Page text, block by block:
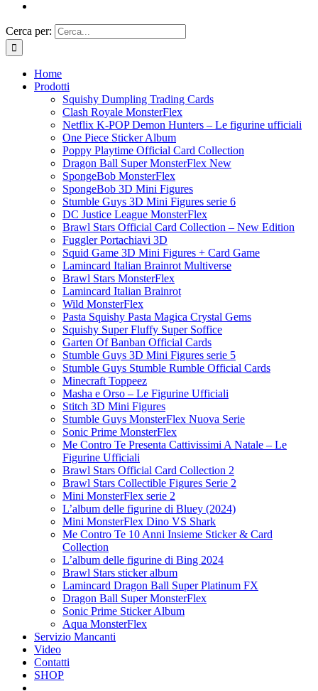
Cerca per:
Home
Prodotti
Squishy Dumpling Trading Cards
Clash Royale MonsterFlex
Netflix K-POP Demon Hunters – Le figurine ufficiali
One Piece Sticker Album
Poppy Playtime Official Card Collection
Dragon Ball Super MonsterFlex New
SpongeBob MonsterFlex
SpongeBob 3D Mini Figures
Stumble Guys 3D Mini Figures serie 6
DC Justice League MonsterFlex
Brawl Stars Official Card Collection – New Edition
Fuggler Portachiavi 3D
Squid Game 3D Mini Figures + Card Game
Lamincard Italian Brainrot Multiverse
Brawl Stars MonsterFlex
Lamincard Italian Brainrot
Wild MonsterFlex
Pasta Squishy Pasta Magica Crystal Gems
Squishy Super Fluffy Super Soffice
Garten Of Banban Official Cards
Stumble Guys 3D Mini Figures serie 5
Stumble Guys Stumble Rumble Official Cards
Minecraft Toppeez
Masha e Orso – Le Figurine Ufficiali
Stitch 3D Mini Figures
Stumble Guys MonsterFlex Nuova Serie
Sonic Prime MonsterFlex
Me Contro Te Presenta Cattivissimi A Natale – Le
Figurine Ufficiali
Brawl Stars Official Card Collection 2
Brawl Stars Collectible Figures Serie 2
Mini MonsterFlex serie 2
L’album delle figurine di Bluey (2024)
Mini MonsterFlex Dino VS Shark
Me Contro Te 10 Anni Insieme Sticker & Card
Collection
L’album delle figurine di Bing 2024
Brawl Stars sticker album
Lamincard Dragon Ball Super Platinum FX
Dragon Ball Super MonsterFlex
Sonic Prime Sticker Album
Aqua MonsterFlex
Servizio Mancanti
Video
Contatti
SHOP